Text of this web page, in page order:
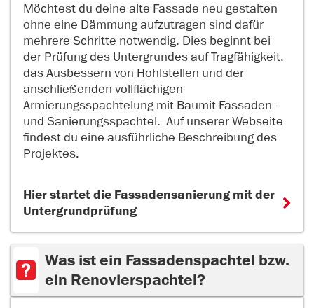
Möchtest du deine alte Fassade neu gestalten
ohne eine Dämmung aufzutragen sind dafür
mehrere Schritte notwendig. Dies beginnt bei
der Prüfung des Untergrundes auf Tragfähigkeit,
das Ausbessern von Hohlstellen und der
anschließenden vollflächigen
Armierungsspachtelung mit Baumit Fassaden-
und Sanierungsspachtel. Auf unserer Webseite
findest du eine ausführliche Beschreibung des
Projektes.
Hier startet die Fassadensanierung mit der
Untergrundprüfung
Was ist ein Fassadenspachtel bzw.
ein Renovierspachtel?